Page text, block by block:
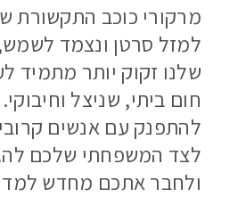
מרקורי כוכב התקשורת
למזל סרטן ונצמד
שלנו זקוק יותר מתמיד
חום ביתי, שניצל
להתפנק עם אנשים
לצד המשפחתי שלכם
ולחבר אתכם מחדש